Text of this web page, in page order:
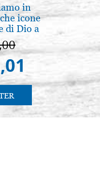
in
icone
di Dio a
2019))
Mère
€
€